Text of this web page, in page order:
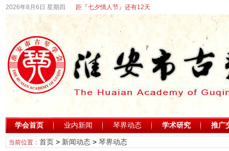
2026年8月6日 星期四 距『七夕情人节』还有12天
学会首页 业内新闻 琴界动态 学术研究 推广
当前位置： 首页> 新闻动态> 琴界动态